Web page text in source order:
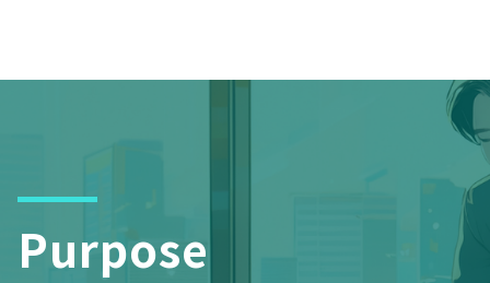
Purpose